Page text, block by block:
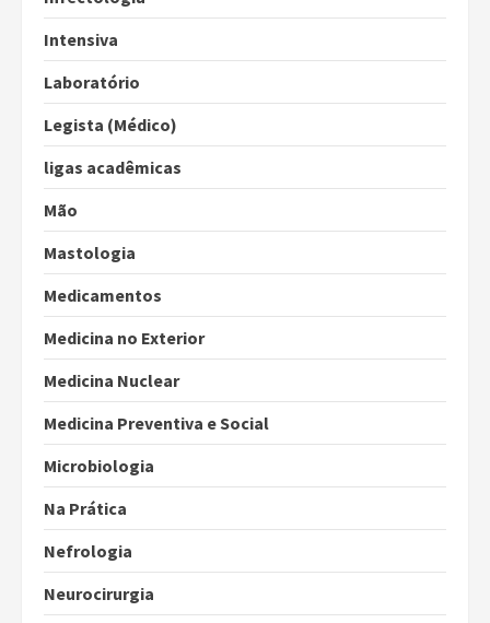
Intensiva
Laboratório
Legista (Médico)
ligas acadêmicas
Mão
Mastologia
Medicamentos
Medicina no Exterior
Medicina Nuclear
Medicina Preventiva e Social
Microbiologia
Na Prática
Nefrologia
Neurocirurgia